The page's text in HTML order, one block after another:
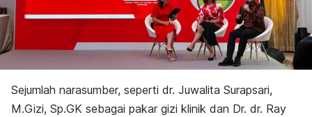
Sejumlah narasumber, seperti dr. Juwalita Surapsari,
M.Gizi, Sp.GK sebagai pakar gizi klinik dan Dr. dr. Ray